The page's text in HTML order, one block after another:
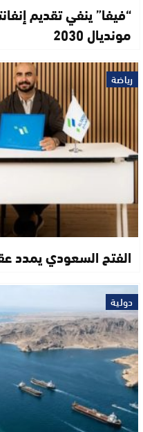
“فيفا” ينفي تقديم
مونديال 2030
رياضة
الفتح السعودي يمدد
دولية